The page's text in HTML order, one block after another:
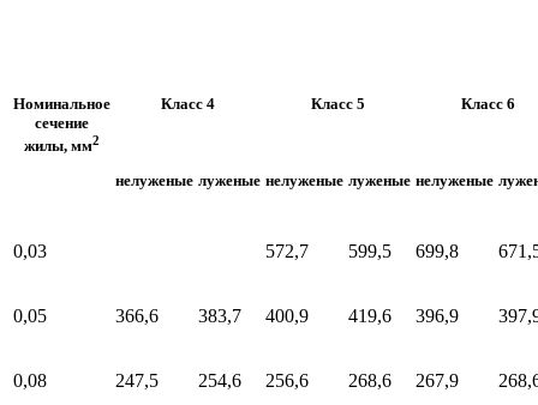
Номинальное
сечение
жилы, мм2
Класс 4 Класс 5 Класс 6
нелуженые луженые нелуженые луженые нелуженые
0,03 572,7 599,5 699,8
0,05 366,6 383,7 400,9 419,6 396,9
0,08 247,5 254,6 256,6 268,6 267,9